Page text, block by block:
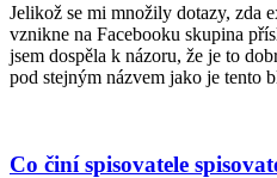
Jelikož se mi množily dotazy, zda
vznikne na Facebooku skupina
jsem dospěla k názoru, že je to
pod stejným názvem jako je tento
Co činí spisovatele